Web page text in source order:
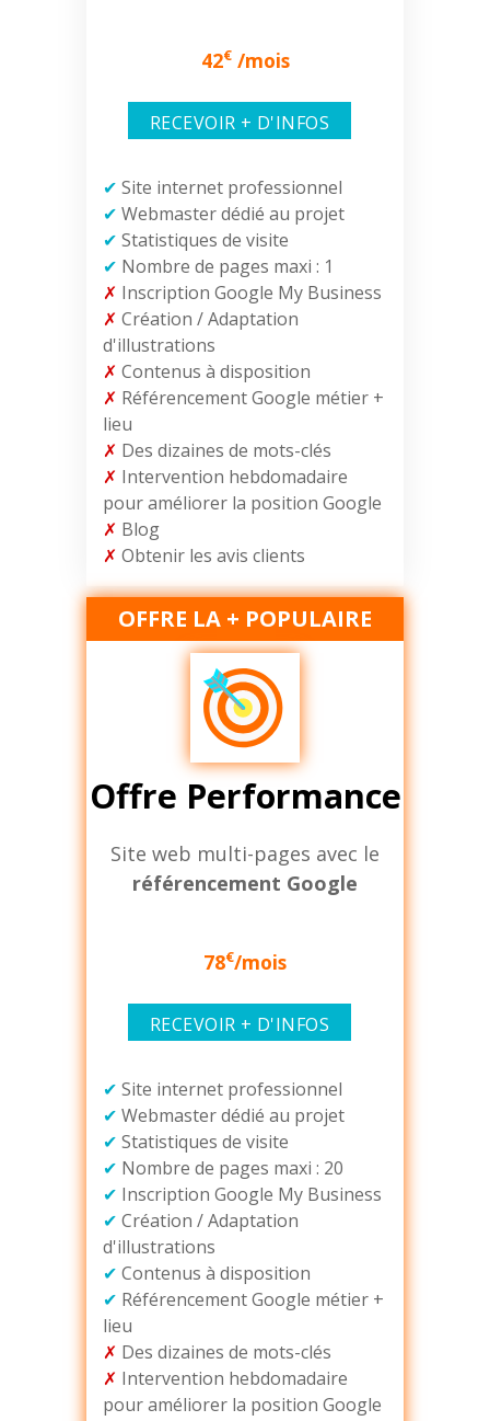
42€/mois
RECEVOIR + D'INFOS
✔ Site internet professionnel
✔ Webmaster dédié au projet
✔ Statistiques de visite
✔ Nombre de pages maxi : 1
✗ Inscription Google My Business
✗ Création / Adaptation
d'illustrations
✗ Contenus à disposition
✗ Référencement Google métier +
lieu
✗ Des dizaines de mots-clés
✗ Intervention hebdomadaire
pour améliorer la position Google
✗ Blog
✗ Obtenir les avis clients
OFFRE LA + POPULAIRE
Offre Performance
Site web multi-pages avec le
référencement Google
78€/mois
RECEVOIR + D'INFOS
✔ Site internet professionnel
✔ Webmaster dédié au projet
✔ Statistiques de visite
✔ Nombre de pages maxi : 20
✔ Inscription Google My Business
✔ Création / Adaptation
d'illustrations
✔ Contenus à disposition
✔ Référencement Google métier +
lieu
✗ Des dizaines de mots-clés
✗ Intervention hebdomadaire
pour améliorer la position Google